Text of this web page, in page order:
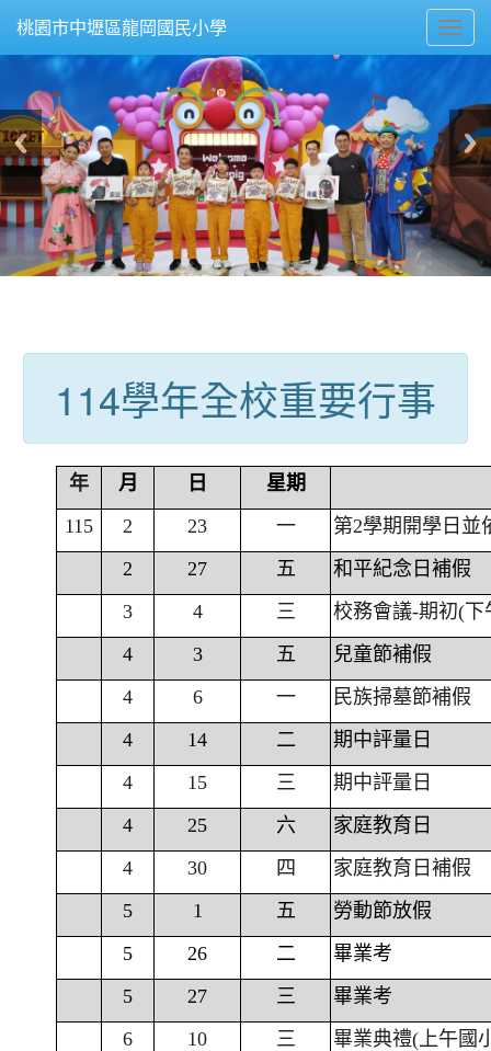
桃園市中壢區龍岡國民小學
114學年全校重要行事
年 月 日
星期
115
2 23 一
第2學期開學日並
2
27 五
和平紀念日補假
3
4 三
校務會議-期初(下
4
3 五
兒童節補假
4
6 一
民族掃墓節補假
4
14 二
期中評量日
4
15 三
期中評量日
4
25 六
家庭教育日
4
30 四
家庭教育日補假
5
1 五
勞動節放假
5
26 二
畢業考
5
27 三
畢業考
6
10 三
畢業典禮(上午國